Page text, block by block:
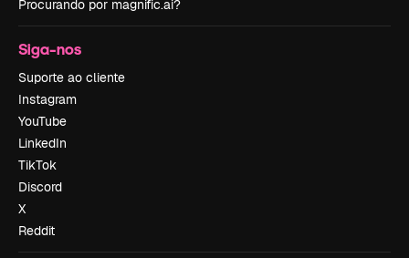
Procurando por magnific.ai?
Siga-nos
Suporte ao cliente
Instagram
YouTube
LinkedIn
TikTok
Discord
X
Reddit